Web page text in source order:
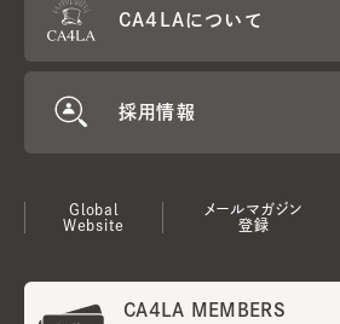
CA4LAについて
採用情報
Global
Website
メールマガジン
登録
CA4LA MEMBERS